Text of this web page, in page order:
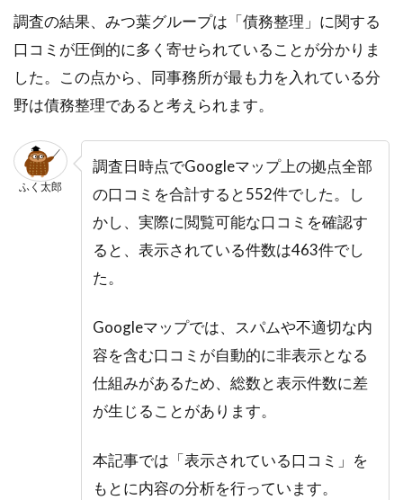
調査の結果、みつ葉グループは「債務整理」に関する
口コミが圧倒的に多く寄せられていることが分かりま
した。この点から、同事務所が最も力を入れている分
野は債務整理であると考えられます。
ふく太郎
調査日時点でGoogleマップ上の拠点全部
の口コミを合計すると552件でした。し
かし、実際に閲覧可能な口コミを確認す
ると、表示されている件数は463件でし
た。
Googleマップでは、スパムや不適切な内
容を含む口コミが自動的に非表示となる
仕組みがあるため、総数と表示件数に差
が生じることがあります。
本記事では「表示されている口コミ」を
もとに内容の分析を行っています。